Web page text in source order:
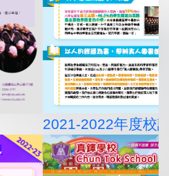
2021-2022年度校